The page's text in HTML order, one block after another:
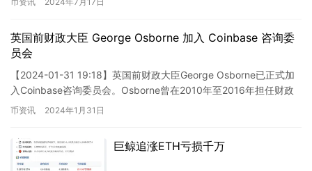
英国前财政大臣 George Osborne 加入 Coinbase 咨询委
员会
【2024-01-31 19:18】英国前财政大臣George Osborne已正式加
入Coinbase咨询委员会。Osborne曾在2010年至2016年担任财政
大臣，并在此后担…
币资讯 2024年1月31日
巨鲸追涨ETH亏损千万